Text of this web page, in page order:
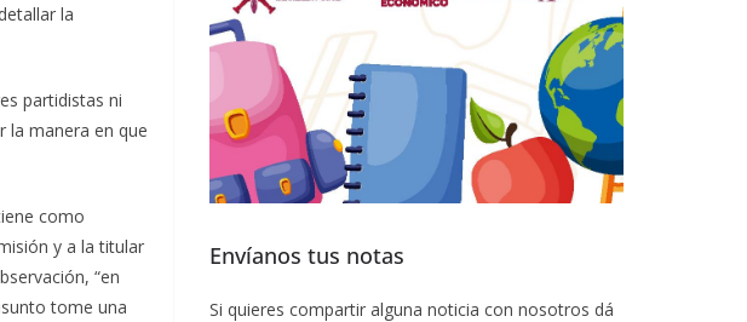
la
partidistas ni
la manera en que
como
y a la titular
“en
tome una
Envíanos tus notas
Si quieres compartir alguna noticia con nosotros dá